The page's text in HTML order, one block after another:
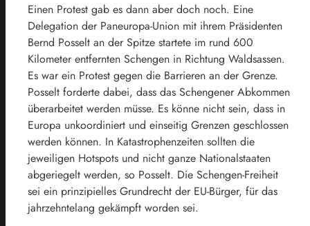
Einen Protest gab es dann aber doch noch. Eine
Delegation der Paneuropa-Union mit ihrem Präsidenten
Bernd Posselt an der Spitze startete im rund 600
Kilometer entfernten Schengen in Richtung Waldsassen.
Es war ein Protest gegen die Barrieren an der Grenze.
Posselt forderte dabei, dass das Schengener Abkommen
überarbeitet werden müsse. Es könne nicht sein, dass in
Europa unkoordiniert und einseitig Grenzen geschlossen
werden können. In Katastrophenzeiten sollten die
jeweiligen Hotspots und nicht ganze Nationalstaaten
abgeriegelt werden, so Posselt. Die Schengen-Freiheit
sei ein prinzipielles Grundrecht der EU-Bürger, für das
jahrzehntelang gekämpft worden sei.